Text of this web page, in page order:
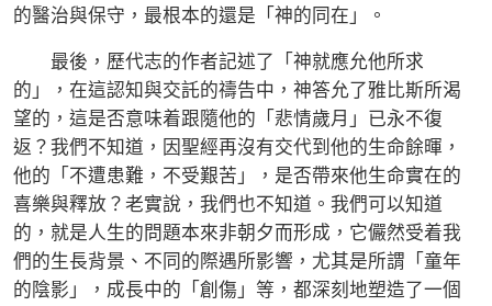
的醫治與保守，最根本的還是「神的同在」。
最後，歷代志的作者記述了「神就應允他所求
的」，在這認知與交託的禱告中，神答允了雅比斯所渴
望的，這是否意味着跟隨他的「悲情歲月」已永不復
返？我們不知道，因聖經再沒有交代到他的生命餘暉，
他的「不遭患難，不受艱苦」，是否帶來他生命實在的
喜樂與釋放？老實說，我們也不知道。我們可以知道
的，就是人生的問題本來非朝夕而形成，它儼然受着我
們的生長背景、不同的際遇所影響，尤其是所謂「童年
的陰影」，成長中的「創傷」等，都深刻地塑造了一個